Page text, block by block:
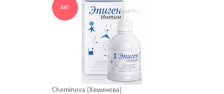
ХИТ
Cheminova [Хеминова]